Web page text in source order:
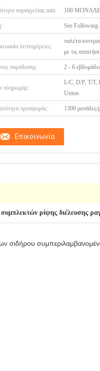
παραγγελίας min: 100
See Following
λεπτομέρειες:
παλέτα
με τις
παράδοσης: 2 - 6
πληρωμής:
L/C, D/P, T/T,
Union
προσφοράς: 1300 μονάδες/
Επικοινωνία
ρίψης διέλευσης
σιδήρου